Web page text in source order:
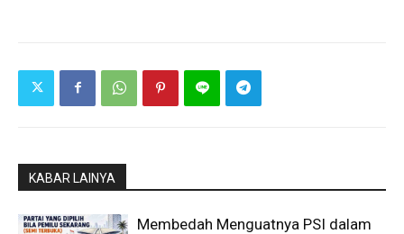
KABAR LAINYA
Membedah Menguatnya PSI dalam